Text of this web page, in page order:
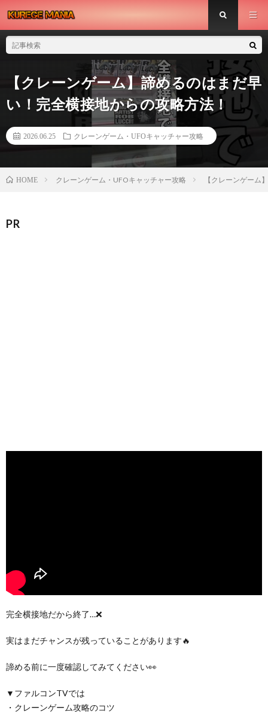
【クレーンゲーム】諦めるのはまだ早
い！完全横接地からの攻略方法！
2026.06.25 クレーンゲーム・UFOキャッチャー攻略
HOME クレーンゲーム・UFOキャッチャー攻略 【クレーンゲーム
PR
完全横接地だから終了…❌
実はまだチャンスが残っていることがあります🔥
諦める前に一度確認してみてください👀
▼ファルコンTVでは
・クレーンゲーム攻略のコツ